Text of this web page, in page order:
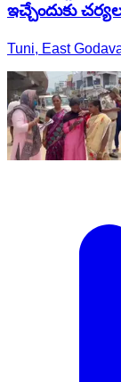
ఇచ్చేందుకు
Tuni, East